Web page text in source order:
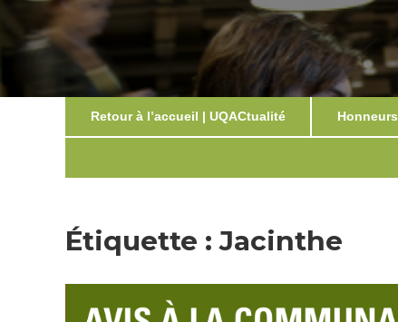
Retour à l’accueil | UQACtualité Honneurs
Étiquette :Jacinthe